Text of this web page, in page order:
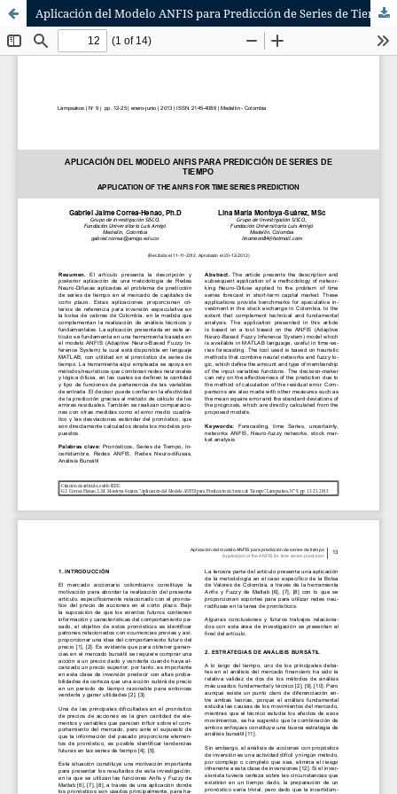
Aplicación del Modelo ANFIS para Predicción de Series de Tiempo